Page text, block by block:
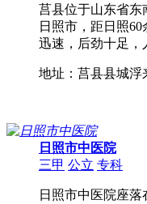
莒县位于山东省东
日照市，距日照
迅速，后劲十足，
地址：莒县县城浮
日照市中医院
三甲 公立 专科
日照市中医院座落